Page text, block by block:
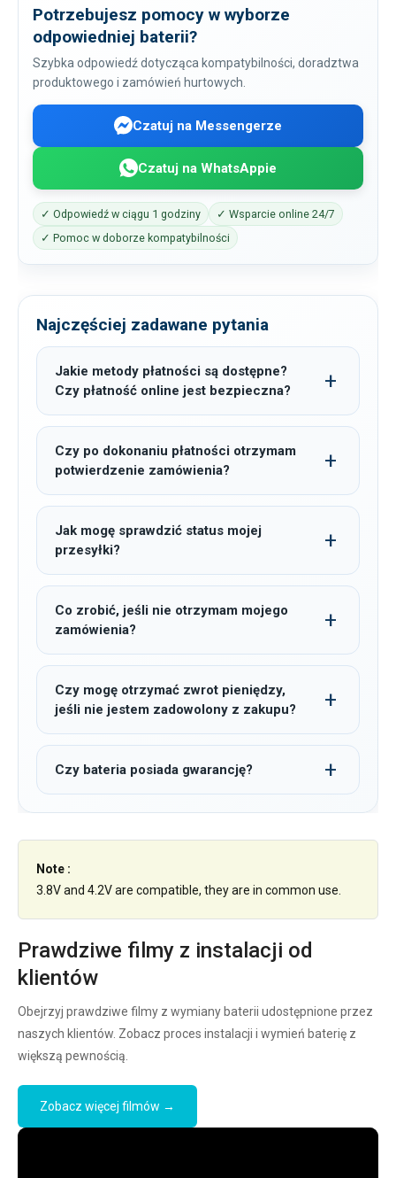
Potrzebujesz pomocy w wyborze
odpowiedniej baterii?
Szybka odpowiedź dotycząca kompatybilności, doradztwa
produktowego i zamówień hurtowych.
Czatuj na Messengerze
Czatuj na WhatsAppie
✓ Odpowiedź w ciągu 1 godziny
✓ Wsparcie online 24/7
✓ Pomoc w doborze kompatybilności
Najczęściej zadawane pytania
Jakie metody płatności są dostępne?
Czy płatność online jest bezpieczna?
Czy po dokonaniu płatności otrzymam
potwierdzenie zamówienia?
Jak mogę sprawdzić status mojej
przesyłki?
Co zrobić, jeśli nie otrzymam mojego
zamówienia?
Czy mogę otrzymać zwrot pieniędzy,
jeśli nie jestem zadowolony z zakupu?
Czy bateria posiada gwarancję?
Note :
3.8V and 4.2V are compatible, they are in common use.
Prawdziwe filmy z instalacji od
klientów
Obejrzyj prawdziwe filmy z wymiany baterii udostępnione przez
naszych klientów. Zobacz proces instalacji i wymień baterię z
większą pewnością.
Zobacz więcej filmów →